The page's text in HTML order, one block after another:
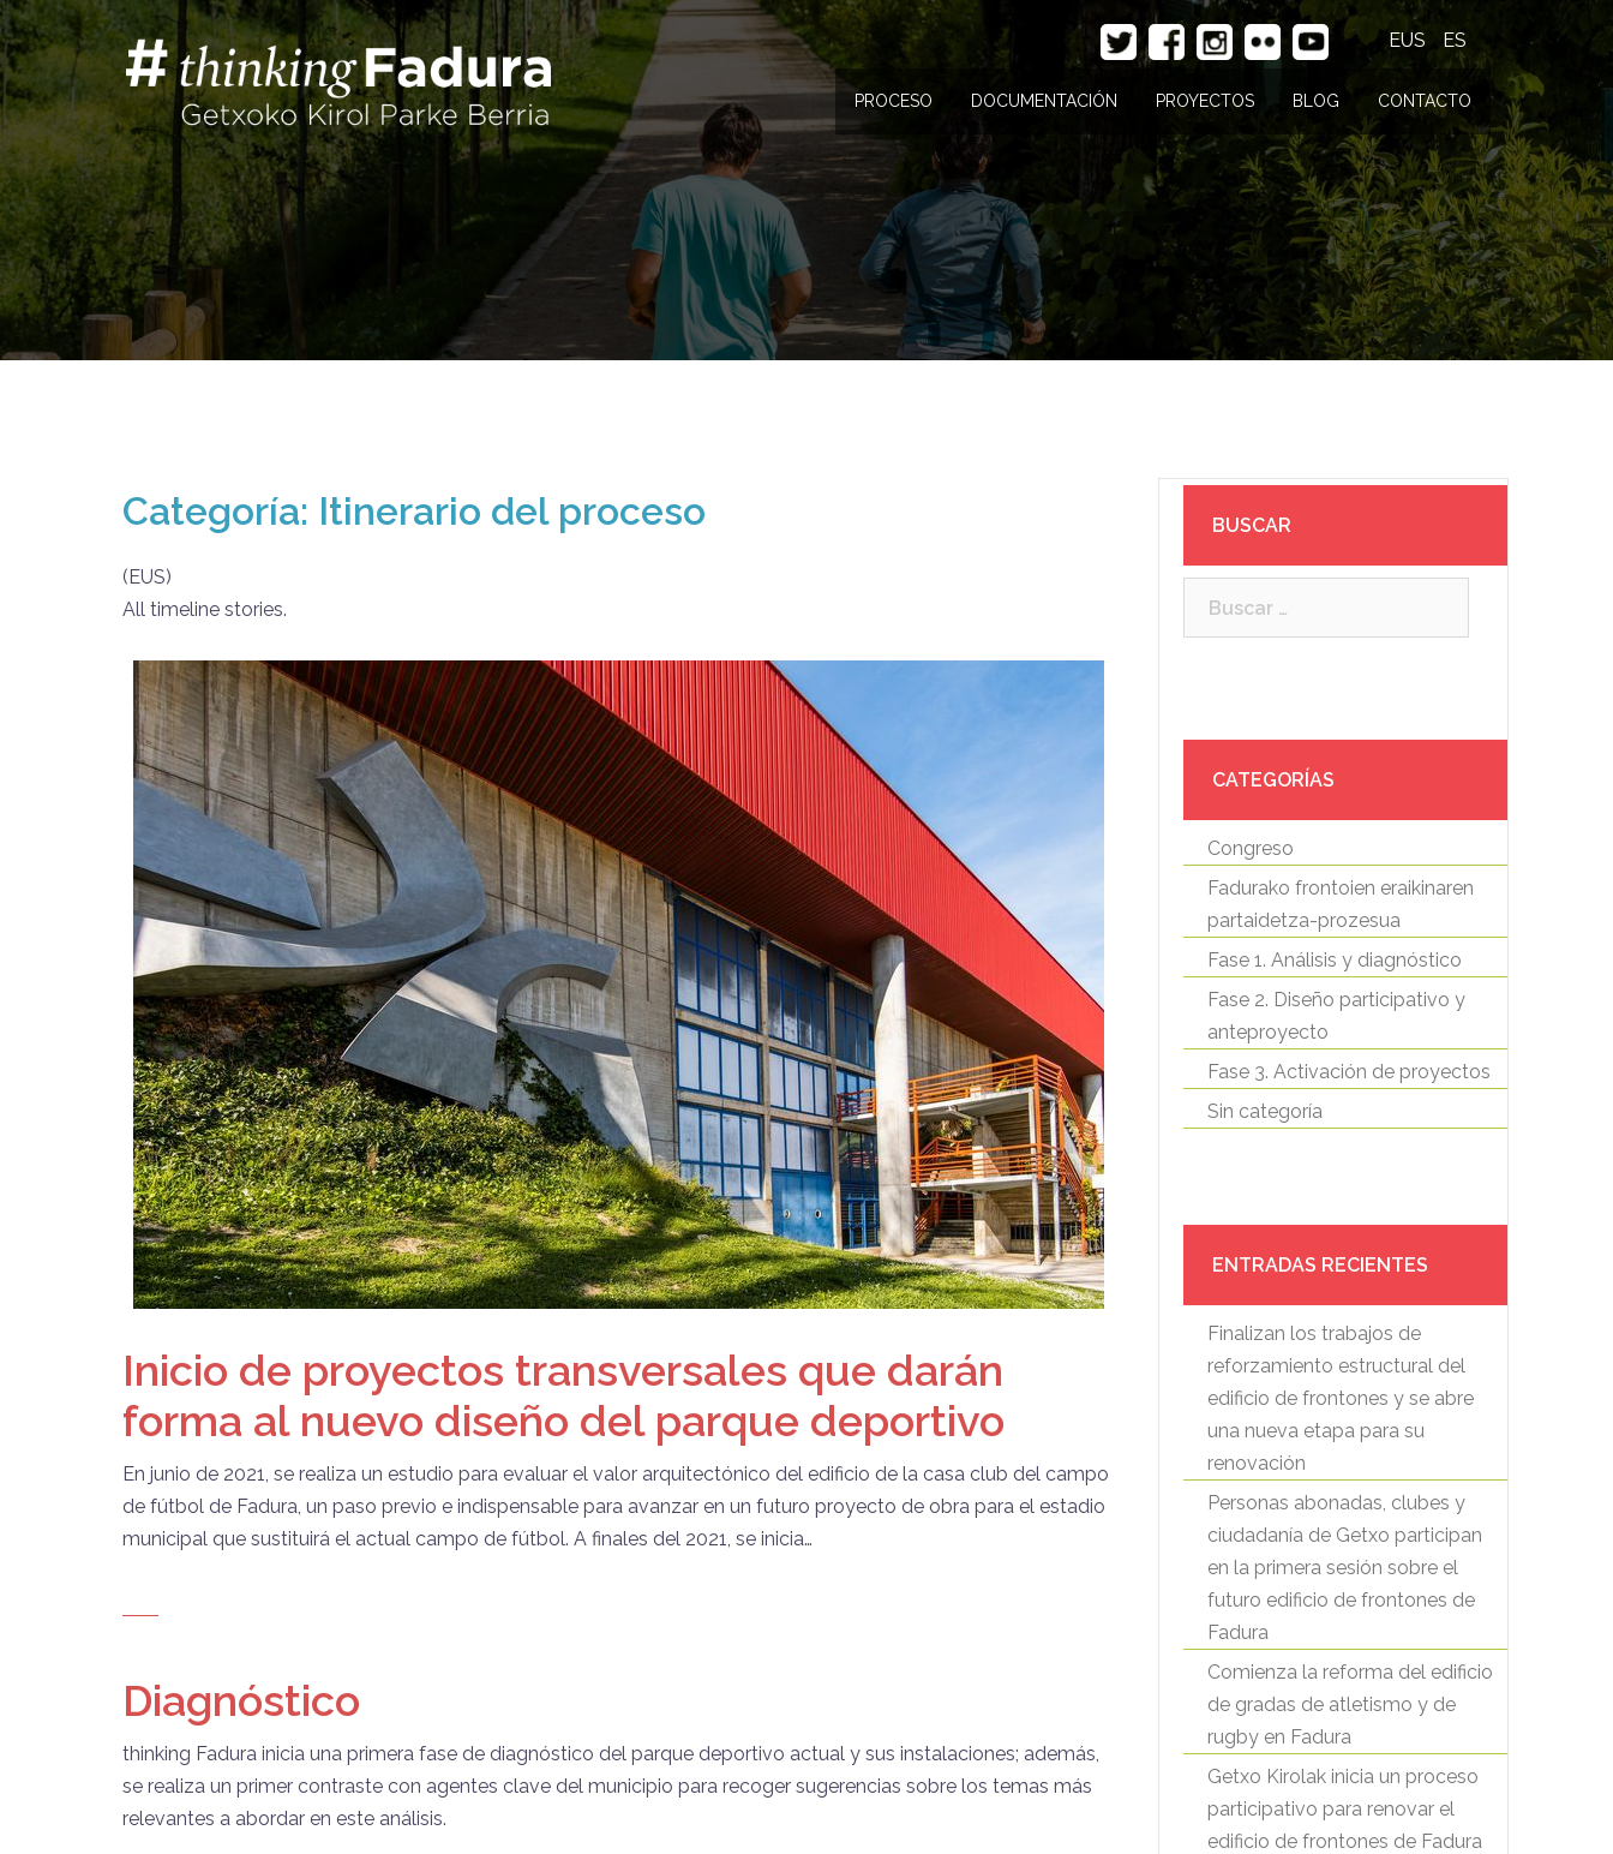
Saltar
al
contenido
EUS ES
PROCESO DOCUMENTACIÓN PROYECTOS BLOG CONTACTO
Categoría: Itinerario del proceso
(EUS)
All timeline stories.
Inicio de proyectos transversales que darán
forma al nuevo diseño del parque deportivo
En junio de 2021, se realiza un estudio para evaluar el valor arquitectónico del edificio de la casa club del campo
de fútbol de Fadura, un paso previo e indispensable para avanzar en un futuro proyecto de obra para el estadio
municipal que sustituirá el actual campo de fútbol. A finales del 2021, se inicia…
Diagnóstico
thinking Fadura inicia una primera fase de diagnóstico del parque deportivo actual y sus instalaciones; además,
se realiza un primer contraste con agentes clave del municipio para recoger sugerencias sobre los temas más
relevantes a abordar en este análisis.
BUSCAR
CATEGORÍAS
Congreso
Fadurako frontoien eraikinaren
partaidetza-prozesua
Fase 1. Análisis y diagnóstico
Fase 2. Diseño participativo y
anteproyecto
Fase 3. Activación de proyectos
Sin categoría
ENTRADAS RECIENTES
Finalizan los trabajos de
reforzamiento estructural del
edificio de frontones y se abre
una nueva etapa para su
renovación
Personas abonadas, clubes y
ciudadanía de Getxo participan
en la primera sesión sobre el
futuro edificio de frontones de
Fadura
Comienza la reforma del edificio
de gradas de atletismo y de
rugby en Fadura
Getxo Kirolak inicia un proceso
participativo para renovar el
edificio de frontones de Fadura